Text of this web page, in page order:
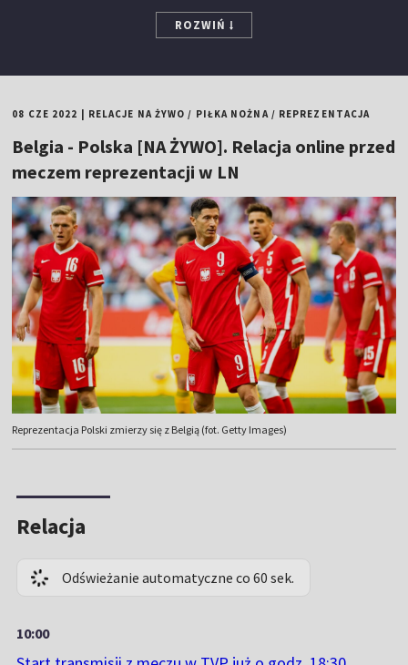
ROZWIŃ
08 CZE 2022 RELACJE NA ŻYWO / PIŁKA NOŻNA/ REPREZENTACJA
Belgia - Polska [NA ŻYWO]. Relacja online przed
meczem reprezentacji w LN
Reprezentacja Polski zmierzy się z Belgią (fot. Getty Images)
Relacja
Odświeżanie automatyczne co 60 sek.
10:00